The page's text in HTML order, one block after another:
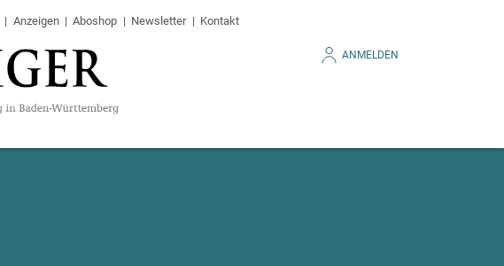
Anzeigen Aboshop Newsletter Kontakt
ANMELDEN